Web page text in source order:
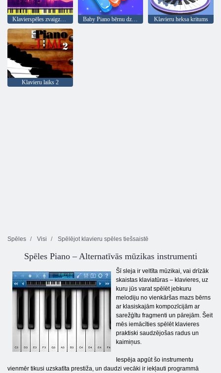
Klavierspēles zvaigzne 5 Baby Piano bērnu dziesma Klavieru heksa kritums
Klavieru laiks 2
Spēles Visi Spēlējot klavieru spēles tiešsaistē
Spēles Piano – Alternatīvās mūzikas instrumenti
Šī sleja ir veltīta mūzikai, vai drīzāk
skaistas klaviatūras – klavieres, uz
kuru jūs varat spēlēt jebkuru
melodiju no vienkāršas mazs bērns
ar klasiskajām kompozīcijām ar
sarežģītu fragmenti un pārejām. Šeit
mēs iemācīties spēlēt klavieres
praktiski saudzējošas radus un
kaimiņus.
Iespēja apgūt šo instrumentu
vienmēr tikusi uzskatīta prestiža, un daudzi vecāki ir iekļauti programmā